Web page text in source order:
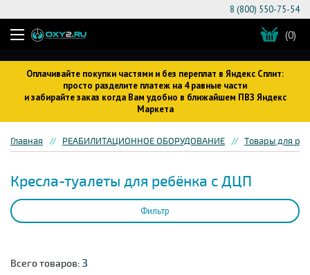
Оплачивайте покупки частями и без переплат в Яндекс Сплит:
просто разделите платеж на 4 равные части
и забирайте заказ когда Вам удобно в ближайшем ПВЗ Яндекс
Маркета
8 (800) 550-75-54
(0)
Главная РЕАБИЛИТАЦИОННОЕ ОБОРУДОВАНИЕ Товары для
Кресла-туалеты для ребёнка с ДЦП
Фильтр
Всего товаров:3